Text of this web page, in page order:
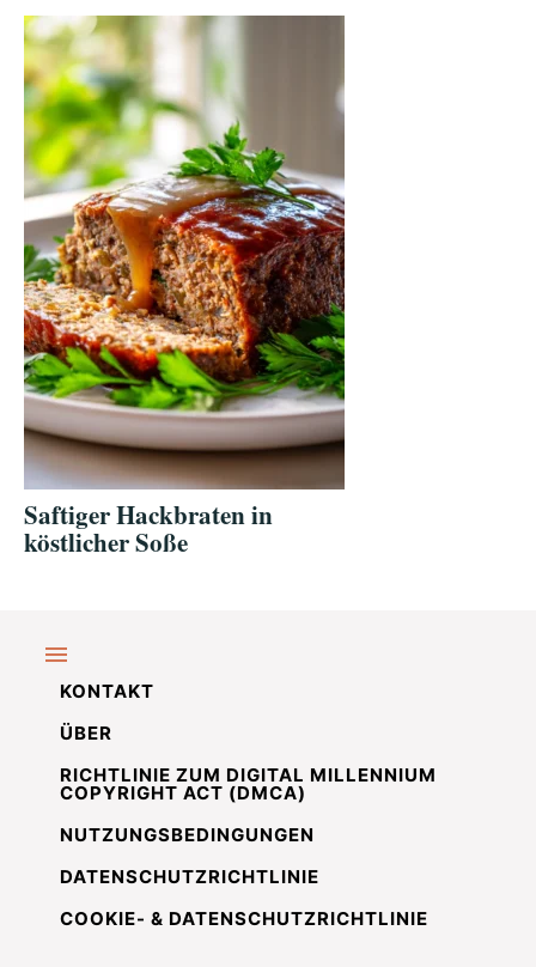
Saftiger Hackbraten in
köstlicher Soße
KONTAKT
ÜBER
RICHTLINIE ZUM DIGITAL MILLENNIUM
COPYRIGHT ACT (DMCA)
NUTZUNGSBEDINGUNGEN
DATENSCHUTZRICHTLINIE
COOKIE- & DATENSCHUTZRICHTLINIE